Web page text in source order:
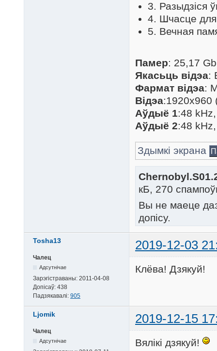
3. Разыдзіся
4. Шчасце для
5. Вечная
Памер: 25,17
Якасьць відэа:
Фармат відэа:
Відэа:1920x960
Аўдыё 1:48
Аўдыё 2:48
Здымкі экрана
кБ, 270
Вы не маеце
допісу.
Tosha13 2019-12-03
Чалец
Адсутнічае
Зарэгістраваны: 2011-04-08
Допісаў: 438
Падзякавалі: 905
Клёва! Дзякуй!
Ljomik 2019-12-15
Чалец
Адсутнічае Вялікі дзякуй!